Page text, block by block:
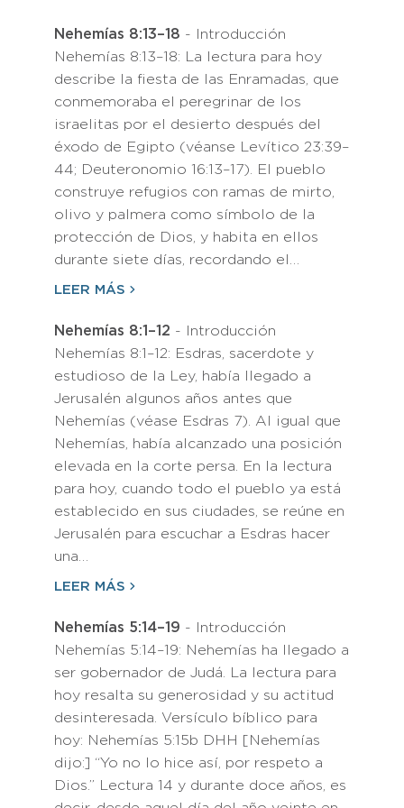
Nehemías 8:13–18 - Introducción
Nehemías 8:13–18: La lectura para hoy
describe la fiesta de las Enramadas, que
conmemoraba el peregrinar de los
israelitas por el desierto después del
éxodo de Egipto (véanse Levítico 23:39–
44; Deuteronomio 16:13–17). El pueblo
construye refugios con ramas de mirto,
olivo y palmera como símbolo de la
protección de Dios, y habita en ellos
durante siete días, recordando el…
LEER MÁS
Nehemías 8:1–12 - Introducción
Nehemías 8:1–12: Esdras, sacerdote y
estudioso de la Ley, había llegado a
Jerusalén algunos años antes que
Nehemías (véase Esdras 7). Al igual que
Nehemías, había alcanzado una posición
elevada en la corte persa. En la lectura
para hoy, cuando todo el pueblo ya está
establecido en sus ciudades, se reúne en
Jerusalén para escuchar a Esdras hacer
una…
LEER MÁS
Nehemías 5:14–19 - Introducción
Nehemías 5:14–19: Nehemías ha llegado a
ser gobernador de Judá. La lectura para
hoy resalta su generosidad y su actitud
desinteresada. Versículo bíblico para
hoy: Nehemías 5:15b DHH [Nehemías
dijo:] “Yo no lo hice así, por respeto a
Dios.” Lectura 14 y durante doce años, es